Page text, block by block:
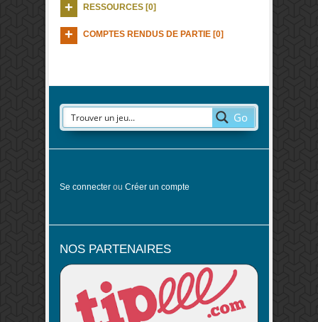
RESSOURCES [0]
COMPTES RENDUS DE PARTIE [0]
Go
Se connecter ou Créer un compte
NOS PARTENAIRES